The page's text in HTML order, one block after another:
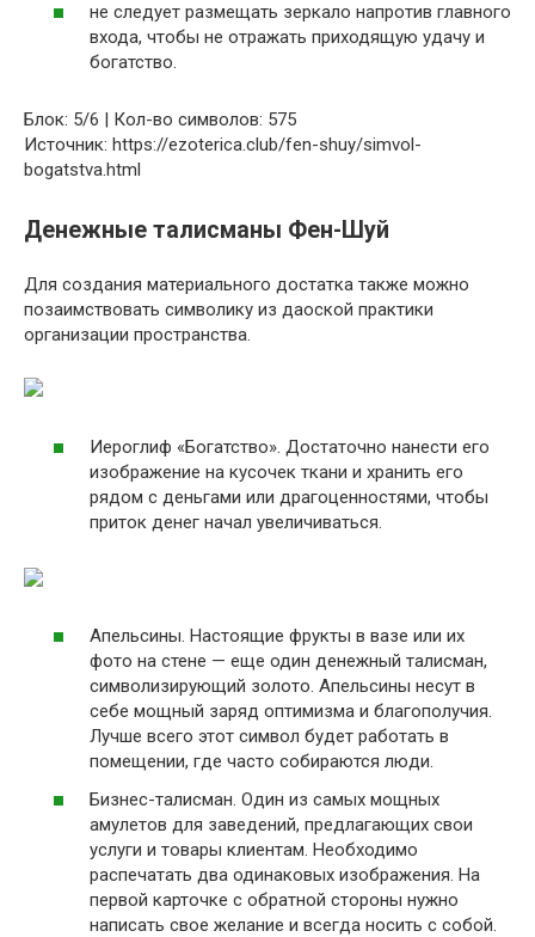
не следует размещать зеркало напротив главного
входа, чтобы не отражать приходящую удачу и
богатство.
Блок: 5/6 | Кол-во символов: 575
Источник: https://ezoterica.club/fen-shuy/simvol-
bogatstva.html
Денежные талисманы Фен-Шуй
Для создания материального достатка также можно
позаимствовать символику из даоской практики
организации пространства.
Иероглиф «Богатство». Достаточно нанести его
изображение на кусочек ткани и хранить его
рядом с деньгами или драгоценностями, чтобы
приток денег начал увеличиваться.
Апельсины. Настоящие фрукты в вазе или их
фото на стене — еще один денежный талисман,
символизирующий золото. Апельсины несут в
себе мощный заряд оптимизма и благополучия.
Лучше всего этот символ будет работать в
помещении, где часто собираются люди.
Бизнес-талисман. Один из самых мощных
амулетов для заведений, предлагающих свои
услуги и товары клиентам. Необходимо
распечатать два одинаковых изображения. На
первой карточке с обратной стороны нужно
написать свое желание и всегда носить с собой.